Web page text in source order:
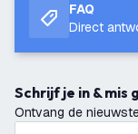
FAQ
Direct
Schrijf je in &
Ontvang de